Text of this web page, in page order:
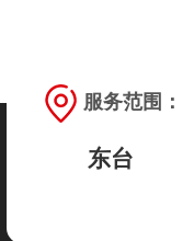
服务范围：
东台